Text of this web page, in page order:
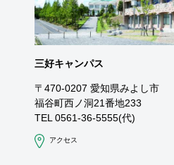
三好キャンパス
〒470-0207 愛知県みよし市
福谷町西ノ洞21番地233
TEL 0561-36-5555(代)
アクセス